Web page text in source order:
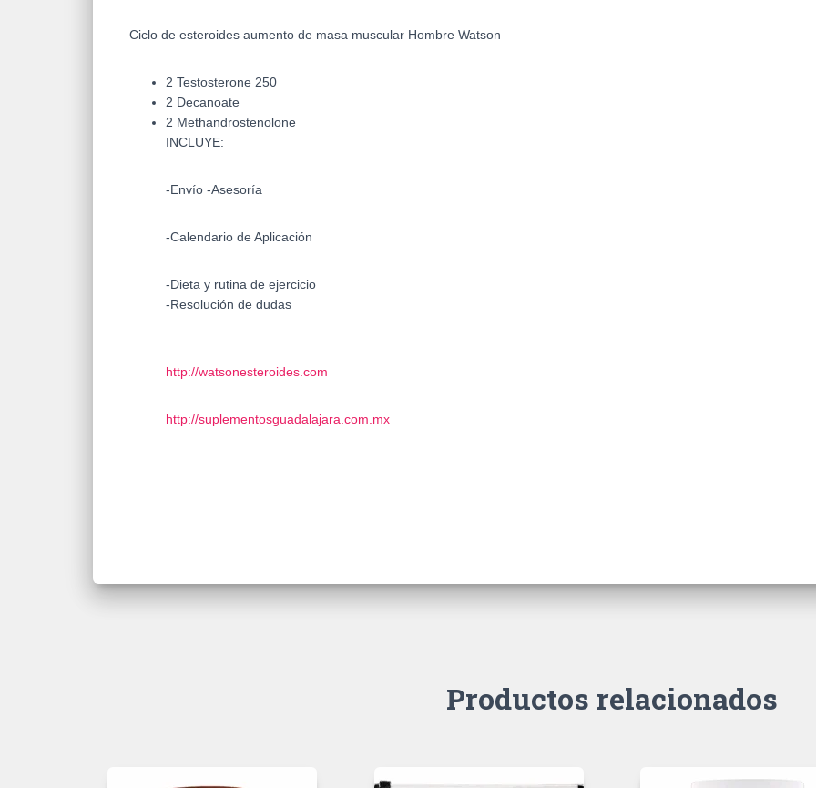
Ciclo de esteroides aumento de masa muscular Hombre Watson
2 Testosterone 250
2 Decanoate
2 Methandrostenolone
INCLUYE:
-Envío -Asesoría
-Calendario de Aplicación
-Dieta y rutina de ejercicio
-Resolución de dudas
http://watsonesteroides.com
http://suplementosguadalajara.com.mx
Productos relacionados